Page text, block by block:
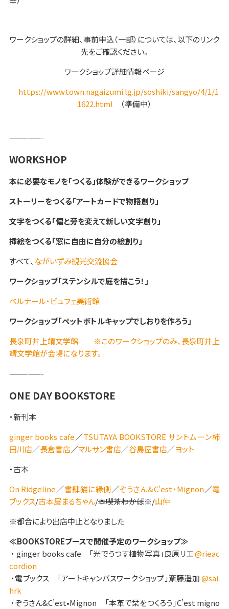
ワークショップの詳細、事前申込（一部）については、以下のリンク
先をご確認ください。
ワークショップ詳細情報ページ
https://www.town.nagaizumi.lg.jp/soshiki/sangyo/4/1/1
1622.html （準備中）
—————-
WORKSHOP
本に必要なモノを「つくる」体験ができるワークショップ
ストーリーをつくる「アートカードで物語創り」
文字をつくる「偏と旁を変えて新しい文字創り」
挿絵をつくる「窓に自由に自分の絵創り」
すべて、 ながいずみ観光交流協会
ワークショップ「ステンシルで庭を描こう！」
ベルナール・ビュフェ美術館
ワークショップ「ペットボトルキャップでしおりを作ろう」
長泉町井上靖文学館
※このワークショップのみ、長泉町井上
靖文学館が会場になります。
—————-
ONE DAY BOOKSTORE
・新刊本
ginger books cafe／TSUTAYA BOOKSTORE サントムーン柿
田川店／長倉書店／マルサン書店／谷島屋書店／ヨット
・古本
On Ridgeline／書肆猫に縁側／ぞうさん＆C’est・Mignon／電
ブックス/古本屋まるちゃん/本喫茶わかば※/山仲
※都合により出店中止となりました
≪BOOKSTOREブースで開催予定のワークショップ≫
・ ginger books cafe 「光でうつす植物写真」良原リエ@rieac
cordion
・電ブックス 「アートキャンバスワークショップ」斎藤遥加@sai.
hrk
・ぞうさん&C’est•Mignon 「本革で栞をつくろう」C’est migno